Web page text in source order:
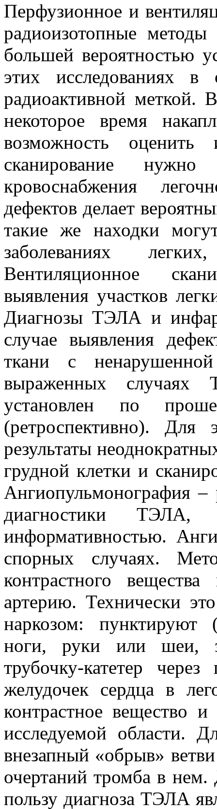
Перфузионное и
радиоизотопные
большей вероятностью
этих исследованиях в
радиоактивной меткой.
некоторое время
возможность
сканирование
кровоснабжения
дефектов делает
такие же находки
заболеваниях
Вентиляционное
выявления участков
Диагнозы ТЭЛА и
случае выявления
ткани с
выраженных
установлен по
(ретроспективно).
результаты
грудной клетки и
Ангиопульмонография –
диагностики ТЭЛА,
информативностью.
спорных случаях.
контрастного
артерию. Технически
наркозом: пунктируют
ноги, руки или шеи,
трубочку-катетер
желудочек сердца в
контрастное вещество
исследуемой области.
внезапный «обрыв»
очертаний тромба в
пользу диагноза ТЭЛА